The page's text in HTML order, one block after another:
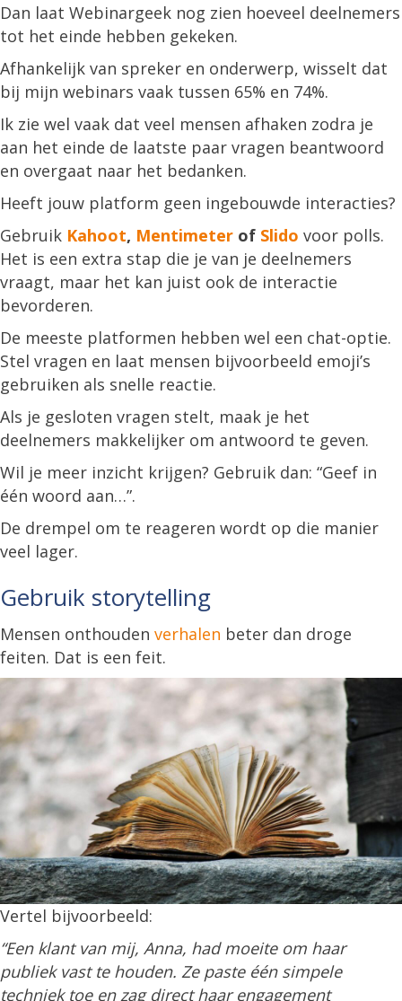
Dan laat Webinargeek nog zien hoeveel deelnemers
tot het einde hebben gekeken.
Afhankelijk van spreker en onderwerp, wisselt dat
bij mijn webinars vaak tussen 65% en 74%.
Ik zie wel vaak dat veel mensen afhaken zodra je
aan het einde de laatste paar vragen beantwoord
en overgaat naar het bedanken.
Heeft jouw platform geen ingebouwde interacties?
Gebruik Kahoot, Mentimeter of Slido voor polls.
Het is een extra stap die je van je deelnemers
vraagt, maar het kan juist ook de interactie
bevorderen.
De meeste platformen hebben wel een chat-optie.
Stel vragen en laat mensen bijvoorbeeld emoji’s
gebruiken als snelle reactie.
Als je gesloten vragen stelt, maak je het
deelnemers makkelijker om antwoord te geven.
Wil je meer inzicht krijgen? Gebruik dan: “Geef in
één woord aan…”.
De drempel om te reageren wordt op die manier
veel lager.
Gebruik storytelling
Mensen onthouden verhalen beter dan droge
feiten. Dat is een feit.
Vertel bijvoorbeeld:
“Een klant van mij, Anna, had moeite om haar
publiek vast te houden. Ze paste één simpele
techniek toe en zag direct haar engagement